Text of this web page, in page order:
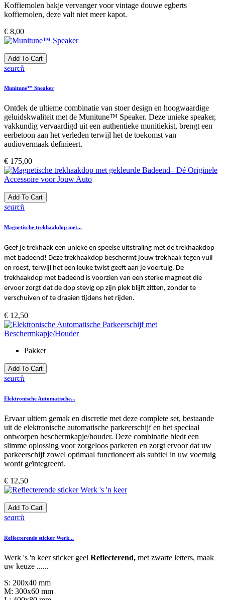
Koffiemolen bakje vervanger voor vintage douwe egberts
koffiemolen, deze valt niet meer kapot.
Prijs
€ 8,00
Add To Cart
search
Munitune™ Speaker
Ontdek de ultieme combinatie van stoer design en hoogwaardige
geluidskwaliteit met de Munitune™ Speaker. Deze unieke speaker,
vakkundig vervaardigd uit een authentieke munitiekist, brengt een
eerbetoon aan het verleden terwijl het de toekomst van
audiovermaak definieert.
Prijs
€ 175,00
Add To Cart
search
Magnetische trekhaakdop met...
Geef je trekhaak een unieke en speelse uitstraling met de trekhaakdop
met badeend! Deze trekhaakdop beschermt jouw trekhaak tegen vuil
en roest, terwijl het een leuke twist geeft aan je voertuig. De
trekhaakdop met badeend is voorzien van een sterke magneet die
ervoor zorgt dat de dop stevig op zijn plek blijft zitten, zonder te
verschuiven of te draaien tijdens het rijden.
Prijs
€ 12,50
Pakket
Add To Cart
search
Elektronische Automatische...
Ervaar ultiem gemak en discretie met deze complete set, bestaande
uit de elektronische automatische parkeerschijf en het speciaal
ontworpen beschermkapje/houder. Deze combinatie biedt een
slimme oplossing voor zorgeloos parkeren en zorgt ervoor dat uw
parkeerschijf zowel optimaal functioneert als subtiel in uw voertuig
wordt geïntegreerd.
Prijs
€ 12,50
Add To Cart
search
Reflecterende sticker Werk...
Werk 's 'n keer sticker geel Reflecterend, met zwarte letters, maak
uw keuze ......
S: 200x40 mm
M: 300x60 mm